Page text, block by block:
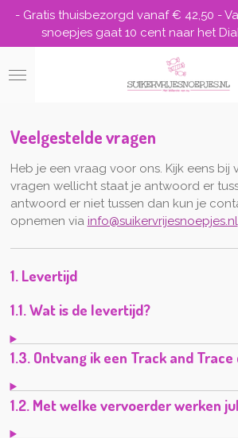
Ga
naar
de
- Gratis thuisbezorgd vanaf € 42,50 -
snoepjes gaat 10 cent naar het
Veelgestelde vragen
Heb je een vraag voor ons. Kijk eens bij
vragen wellicht staat je antwoord er
antwoord er niet tussen dan kun je
opnemen via info@suikervrijesnoepjes.nl
1. Levertijd
1.1. Wat is de levertijd?
1.3. Ontvang ik een Track and Trace
1.2. Met welke vervoerder werken